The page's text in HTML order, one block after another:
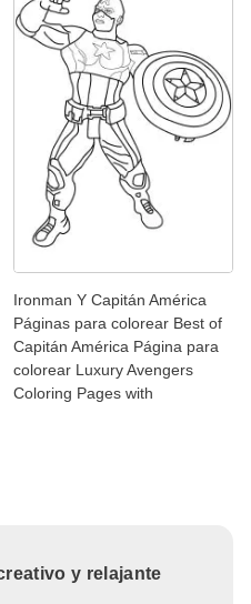
Ironman Y Capitán América
Páginas para colorear Best of
Capitán América Página para
colorear Luxury Avengers
Coloring Pages with
y relajante